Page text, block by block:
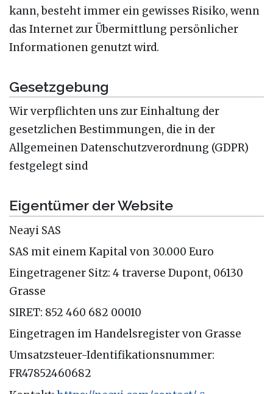
kann, besteht immer ein gewisses Risiko, wenn
das Internet zur Übermittlung persönlicher
Informationen genutzt wird.
Gesetzgebung
Wir verpflichten uns zur Einhaltung der
gesetzlichen Bestimmungen, die in der
Allgemeinen Datenschutzverordnung (GDPR)
festgelegt sind
Eigentümer der Website
Neayi SAS
SAS mit einem Kapital von 30.000 Euro
Eingetragener Sitz: 4 traverse Dupont, 06130
Grasse
SIRET: 852 460 682 00010
Eingetragen im Handelsregister von Grasse
Umsatzsteuer-Identifikationsnummer:
FR47852460682